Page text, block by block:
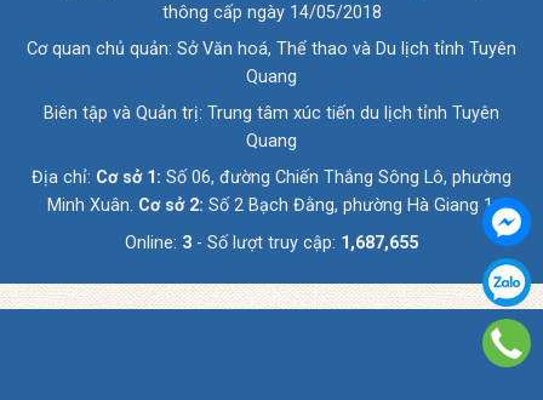
thông cấp ngày 14/05/2018
Cơ quan chủ quản: Sở Văn hoá, Thể thao và Du lịch tỉnh Tuyên
Quang
Biên tập và Quản trị: Trung tâm xúc tiến du lịch tỉnh Tuyên
Quang
Địa chỉ: Cơ sở 1: Số 06, đường Chiến Thắng Sông Lô, phường
Minh Xuân. Cơ sở 2: Số 2 Bạch Đằng, phường Hà Giang 1.
Online: 3 - Số lượt truy cập: 1,687,655